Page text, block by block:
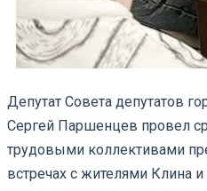
Депутат Совета депутатов
Сергей Паршенцев провел
трудовыми коллективами
встречах с жителями Клина